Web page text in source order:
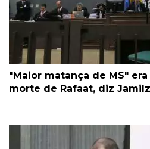
"Maior matança de MS"
morte de Rafaat, diz